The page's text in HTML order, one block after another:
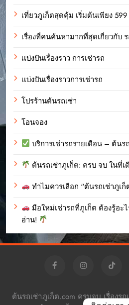
เที่ยวภูเก็ตสุดคุ้ม เริ่มต้นเพียง
เรื่องที่คนค้นหามากที่สุดเกี่ยวกับ ร
เเบ่งปันเรื่องราว การเช่ารถ
เเบ่งปันเรื่องราวการเช่ารถ
โปรร้านต้นรถเช่า
โอนจอง
บริการเช่ารถรายเดือน – ต้นร
ต้นรถเช่าภูเก็ต: ครบ จบ ในที่เ
ทำไมควรเลือก “ต้นรถเช่าภูเก็
มือใหม่เช่ารถที่ภูเก็ต ต้องรู้อะ
อ่าน!
ต้นรถเช่าภูเก็ต.com ครบจบ เรื่องร